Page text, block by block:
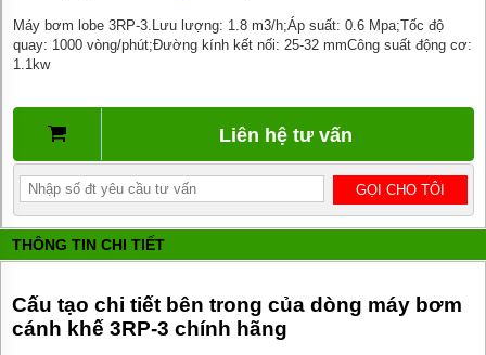
HÚT
THÙNG
PHUY
BƠM
CÔNG
NGHIỆP
BƠM
DẦU
TRUYỀN
NHIỆT
THÙNG
PHUY
Máy bơm lobe 3RP-3.Lưu lượng: 1.8 m3/h;Áp suất: 0.6 Mpa;Tốc độ
quay: 1000 vòng/phút;Đường kính kết nối: 25-32 mmCông suất động cơ:
1.1kw
Liên hệ tư vấn
THÔNG TIN CHI TIẾT
Cấu tạo chi tiết bên trong của dòng máy bơm
cánh khế 3RP-3 chính hãng